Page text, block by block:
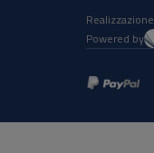
Realizzazione
Powered by